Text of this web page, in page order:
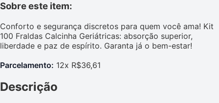
Sobre este item:
Conforto e segurança discretos para quem você ama! Kit
100 Fraldas Calcinha Geriátricas: absorção superior,
liberdade e paz de espírito. Garanta já o bem-estar!
Parcelamento: 12x R$36,61
Descrição